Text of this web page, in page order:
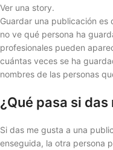
Ver una story.
Guardar una publicación
no ve qué persona ha
profesionales pueden
cuántas veces se ha
nombres de las personas
¿Qué pasa si
Si das me gusta a una
enseguida, la otra persona